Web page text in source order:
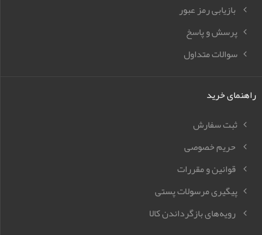
بازیابی رمز عبور
پرسش و پاسخ
سوالات متداول
راهنمای خرید
ثبت سفارش
حریم خصوصی
قوانین و مقررات
پیگیری مرسولات پستی
رویه‌های بازگرداندن کالا